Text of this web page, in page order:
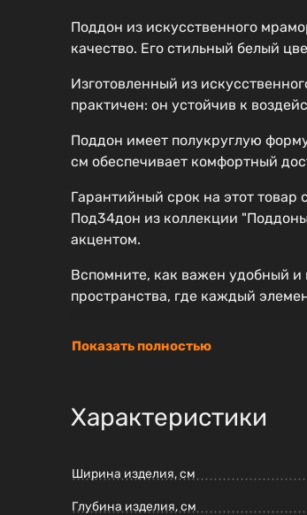
Поддон из искусственного
качество. Его стильный белый
Изготовленный из
практичен: он устойчив к
Поддон имеет полукруглую
см обеспечивает комфортный
Гарантийный срок на этот товар
Под34дон из коллекции
акцентом.
Вспомните, как важен удобный и
пространства, где каждый
Показать полностью
Характеристики
Ширина изделия, см
Глубина изделия, см